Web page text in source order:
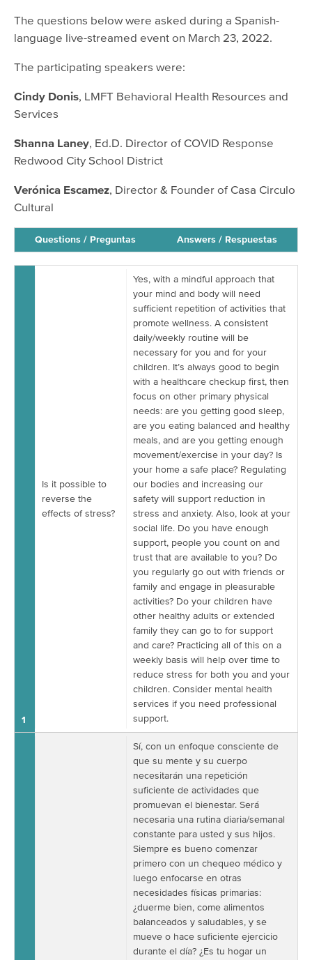
The questions below were asked during a Spanish-
language live-streamed event on March 23, 2022.
The participating speakers were:
Cindy Donis, LMFT Behavioral Health Resources and
Services
Shanna Laney, Ed.D. Director of COVID Response
Redwood City School District
Verónica Escamez, Director & Founder of Casa Circulo
Cultural
Questions / Preguntas Answers / Respuestas
1
Is it possible to
reverse the
effects of stress?
Yes, with a mindful approach that
your mind and body will need
sufficient repetition of activities that
promote wellness. A consistent
daily/weekly routine will be
necessary for you and for your
children. It’s always good to begin
with a healthcare checkup first, then
focus on other primary physical
needs: are you getting good sleep,
are you eating balanced and healthy
meals, and are you getting enough
movement/exercise in your day? Is
your home a safe place? Regulating
our bodies and increasing our
safety will support reduction in
stress and anxiety. Also, look at your
social life. Do you have enough
support, people you count on and
trust that are available to you? Do
you regularly go out with friends or
family and engage in pleasurable
activities? Do your children have
other healthy adults or extended
family they can go to for support
and care? Practicing all of this on a
weekly basis will help over time to
reduce stress for both you and your
children. Consider mental health
services if you need professional
support.
Sí, con un enfoque consciente de
que su mente y su cuerpo
necesitarán una repetición
suficiente de actividades que
promuevan el bienestar. Será
necesaria una rutina diaria/semanal
constante para usted y sus hijos.
Siempre es bueno comenzar
primero con un chequeo médico y
luego enfocarse en otras
necesidades físicas primarias:
¿duerme bien, come alimentos
balanceados y saludables, y se
mueve o hace suficiente ejercicio
durante el día? ¿Es tu hogar un